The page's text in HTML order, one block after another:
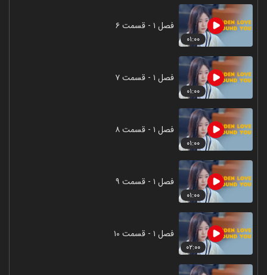
۰۱:۰۰
فصل ۱ - قسمت ۶
۰۱:۰۰
فصل ۱ - قسمت ۷
۰۱:۰۰
فصل ۱ - قسمت ۸
۰۱:۰۰
فصل ۱ - قسمت ۹
۰۲:۰۰
فصل ۱ - قسمت ۱۰